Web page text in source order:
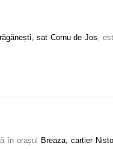
sat Cornu de Jos ,
în orașul Breaza, cartier